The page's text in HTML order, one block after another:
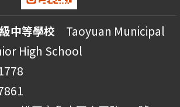
中等學校 Taoyuan Municipal
High School